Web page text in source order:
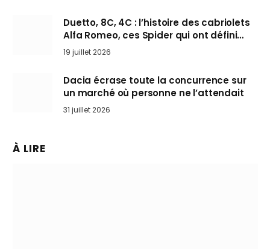
Duetto, 8C, 4C : l’histoire des cabriolets
Alfa Romeo, ces Spider qui ont défini
l’art de rouler cheveux au vent
19 juillet 2026
Dacia écrase toute la concurrence sur
un marché où personne ne l’attendait
31 juillet 2026
À LIRE